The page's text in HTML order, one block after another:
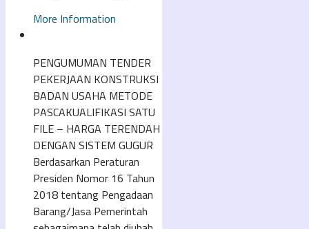
More Information
PENGUMUMAN TENDER
PEKERJAAN KONSTRUKSI
BADAN USAHA METODE
PASCAKUALIFIKASI SATU
FILE – HARGA TERENDAH
DENGAN SISTEM GUGUR
Berdasarkan Peraturan
Presiden Nomor 16 Tahun
2018 tentang Pengadaan
Barang/Jasa Pemerintah